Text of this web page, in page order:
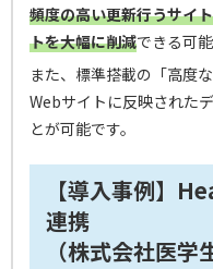
頻度の高い更新行うサイ
トを大幅に削減できる可
また、標準搭載の「高度
Webサイトに反映された
とが可能です。
【導入事例】
連携
（株式会社医学